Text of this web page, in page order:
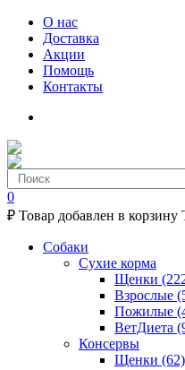
О нас
Доставка
Акции
Помощь
Контакты
0
₽ Товар добавлен в корзину
Собаки
Сухие корма
Щенки
Взрослые
Пожилые
ВетДиета
Консервы
Щенки (62)